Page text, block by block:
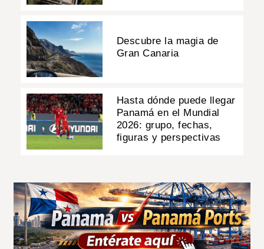
Descubre la magia de
Gran Canaria
Hasta dónde puede llegar
Panamá en el Mundial
2026: grupo, fechas,
figuras y perspectivas